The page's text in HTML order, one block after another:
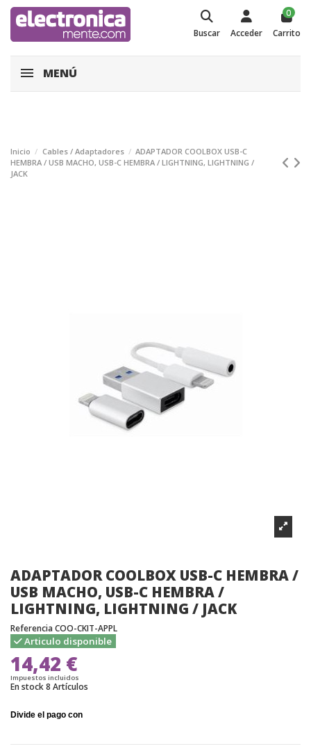
Buscar Acceder
0
Carrito
MENÚ
Inicio Cables / Adaptadores
ADAPTADOR COOLBOX USB-C
HEMBRA / USB MACHO, USB-C HEMBRA / LIGHTNING, LIGHTNING /
JACK
ADAPTADOR COOLBOX USB-C HEMBRA /
USB MACHO, USB-C HEMBRA /
LIGHTNING, LIGHTNING / JACK
Referencia COO-CKIT-APPL
Articulo disponible
14,42 €
Impuestos incluidos
En stock8 Artículos